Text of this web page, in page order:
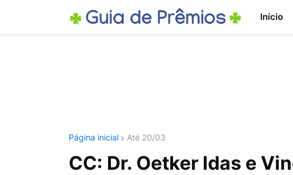
Início
Página inicial Até 20/03
CC: Dr. Oetker Idas e